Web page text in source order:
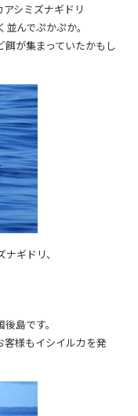
シミズナギドリ
んでぷかぷか。
が集まっていたかもし
ギドリ、
島です。
客様もイシイルカを発